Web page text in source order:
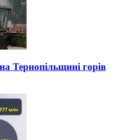
Тернопільщині горів